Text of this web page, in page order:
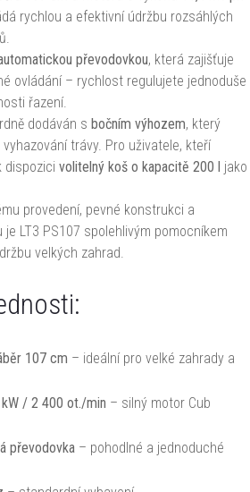
rychlou a efektivní údržbu rozsáhlých
převodovkou, která zajišťuje
ovládání – rychlost regulujete jednoduše
řazení.
dodáván s bočním výhozem, který
trávy. Pro uživatele, kteří
dispozici volitelný koš o kapacitě 200 l jako
provedení, pevné konstrukci a
LT3 PS107 spolehlivým pomocníkem
velkých zahrad.
107 cm – ideální pro velké zahrady a
/ 2 400 ot./min – silný motor Cub
převodovka – pohodlné a jednoduché